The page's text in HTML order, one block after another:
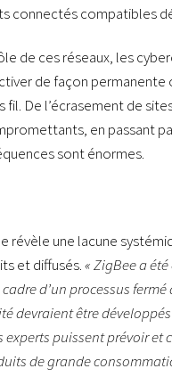
connectés compatibles
de ces réseaux, les
de façon
fil. De l’écrasement de
en passant
sont énormes.
révèle une lacune
et diffusés.« ZigBee a
d’un processus
devraient être
puissent prévoir et
de grande